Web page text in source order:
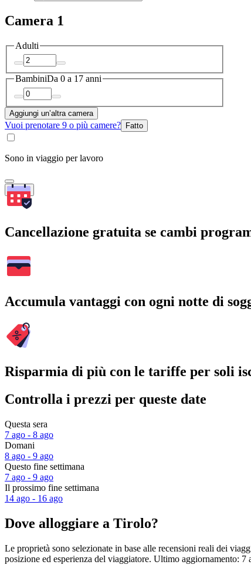
Camera 1
Adulti
BambiniDa 0 a 17 anni
Aggiungi un’altra camera
Vuoi prenotare 9 o più camere? Fatto
Sono in viaggio per lavoro
Cerca
Cancellazione gratuita se cambi
Accumula vantaggi con ogni notte di
Risparmia di più con le tariffe per soli
Controlla i prezzi per queste date
Questa sera
7 ago - 8 ago
Domani
8 ago - 9 ago
Questo fine settimana
7 ago - 9 ago
Il prossimo fine settimana
14 ago - 16 ago
Dove alloggiare a Tirolo?
Le proprietà sono selezionate in base alle recensioni reali dei
posizione ed esperienza del viaggiatore. Ultimo aggiornamento: 7